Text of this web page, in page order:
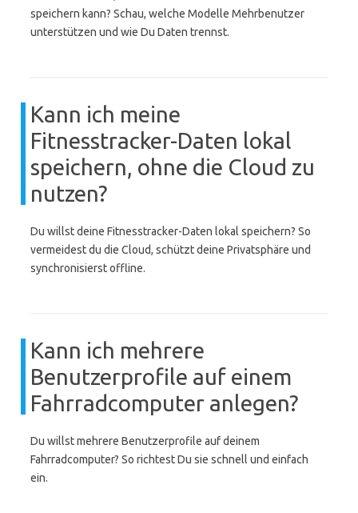
speichern kann? Schau, welche Modelle Mehrbenutzer
unterstützen und wie Du Daten trennst.
Kann ich meine
Fitnesstracker-Daten lokal
speichern, ohne die Cloud zu
nutzen?
Du willst deine Fitnesstracker-Daten lokal speichern? So
vermeidest du die Cloud, schützt deine Privatsphäre und
synchronisierst offline.
Kann ich mehrere
Benutzerprofile auf einem
Fahrradcomputer anlegen?
Du willst mehrere Benutzerprofile auf deinem
Fahrradcomputer? So richtest Du sie schnell und einfach
ein.